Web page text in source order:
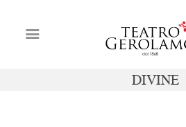
DIVINE